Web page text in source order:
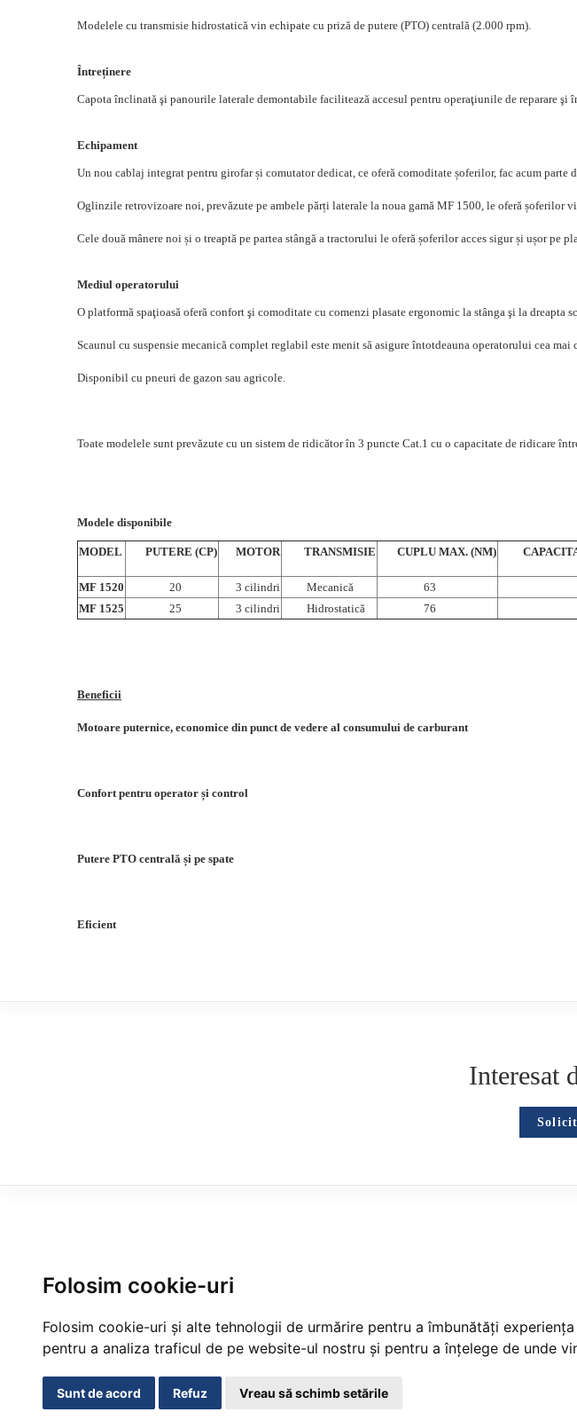
Folosim cookie-uri
Folosim cookie-uri și alte tehnologii de urmărire pentru a îmbunătăți
pentru a analiza traficul de pe website-ul nostru și pentru a înțelege de unde
Sunt de acord Refuz Vreau să schimb setările
Modelele cu transmisie hidrostatică vin echipate cu priză de putere (PTO) centrală (2.000 rpm).
Întreținere
Capota înclinată şi panourile laterale demontabile facilitează accesul pentru operaţiunile de reparare şi
Echipament
Un nou cablaj integrat pentru girofar și comutator dedicat, ce oferă comoditate șoferilor, fac acum
Oglinzile retrovizoare noi, prevăzute pe ambele părți laterale la noua gamă MF 1500, le oferă șoferilor
Cele două mânere noi și o treaptă pe partea stângă a tractorului le oferă șoferilor acces sigur și ușor pe
Mediul operatorului
O platformă spaţioasă oferă confort şi comoditate cu comenzi plasate ergonomic la stânga şi la dreapta
Scaunul cu suspensie mecanică complet reglabil este menit să asigure întotdeauna operatorului cea
Disponibil cu pneuri de gazon sau agricole.
Toate modelele sunt prevăzute cu un sistem de ridicător în 3 puncte Cat.1 cu o capacitate de ridicare
Modele disponibile
MODEL PUTERE (CP) MOTOR TRANSMISIE CUPLU MAX. (NM)
MF 1520 20 3 cilindri Mecanică 63
MF 1525
25 3 cilindri Hidrostatică 76
Beneficii
Motoare puternice, economice din punct de vedere al consumului de carburant
Confort pentru operator și control
Putere PTO centrală și pe spate
Eficient
Interesat